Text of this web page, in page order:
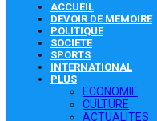
ACCUEIL
DEVOIR DE MEMOIRE
POLITIQUE
SOCIETE
SPORTS
INTERNATIONAL
PLUS
ECONOMIE
CULTURE
ACTUALITES